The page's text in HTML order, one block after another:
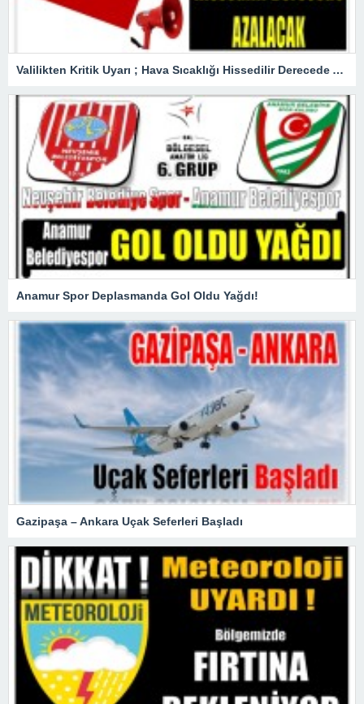
Valilikten Kritik Uyarı ; Hava Sıcaklığı Hissedilir Derecede Azalacak!
Anamur Spor Deplasmanda Gol Oldu Yağdı!
Gazipaşa – Ankara Uçak Seferleri Başladı